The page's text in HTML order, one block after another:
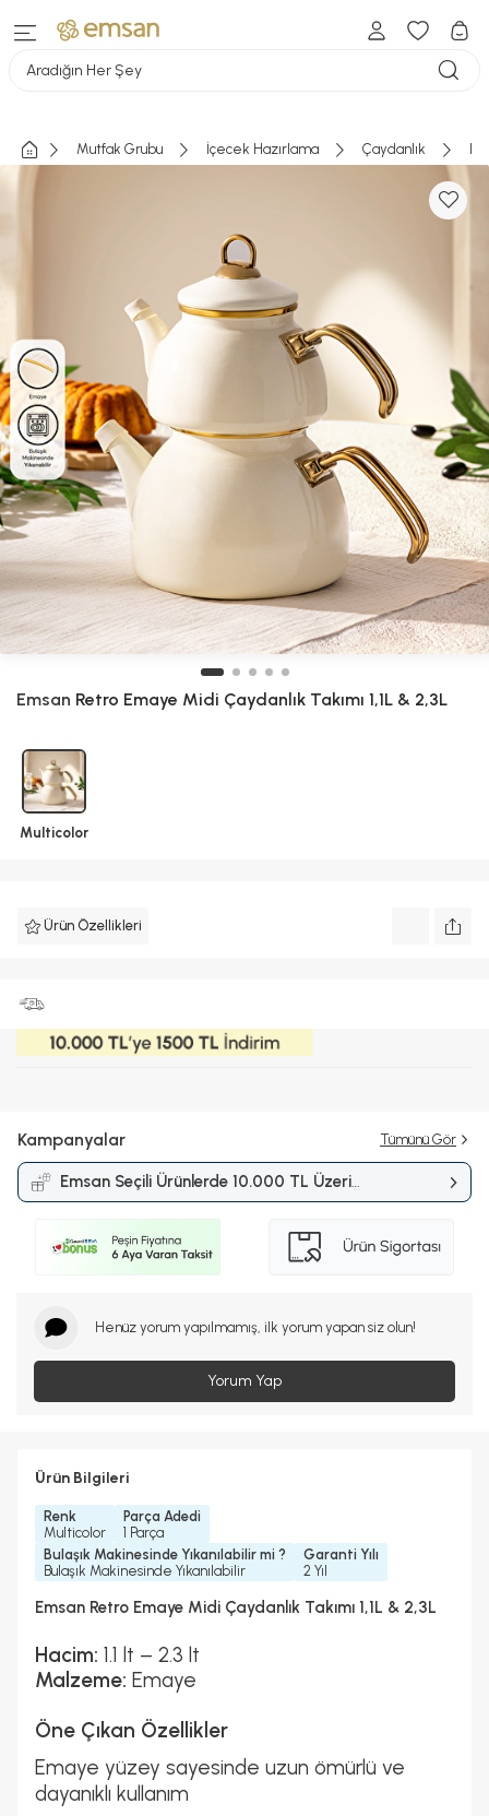
Aradığın Her Şey
Mutfak Grubu İçecek Hazırlama Çaydanlık
Emsan Retro Emaye Midi Çaydanlık Takımı 1,1L & 2,3L
Multicolor
Ürün Özellikleri
Kampanyalar Tümünü Gör
Emsan Seçili Ürünlerde 10.000 TL Üzeri
Alışverişlerde 1.500 TL İndirimKampanyası
Henüz yorum yapılmamış, ilk yorum yapan siz olun!
Yorum Yap
Ürün Bilgileri
Renk
Multicolor
Parça Adedi
1 Parça
Bulaşık Makinesinde Yıkanılabilir mi ?
Bulaşık Makinesinde Yıkanılabilir
Garanti Yılı
2 Yıl
Emsan Retro Emaye Midi Çaydanlık Takımı 1,1L & 2,3L
Hacim:
1.1 lt – 2.3 lt
Malzeme: Emaye
Öne Çıkan Özellikler
Emaye yüzey sayesinde uzun ömürlü ve
dayanıklı kullanım